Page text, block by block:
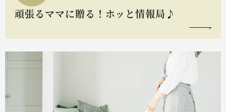
頑張るママに贈る！ホッと情報局♪